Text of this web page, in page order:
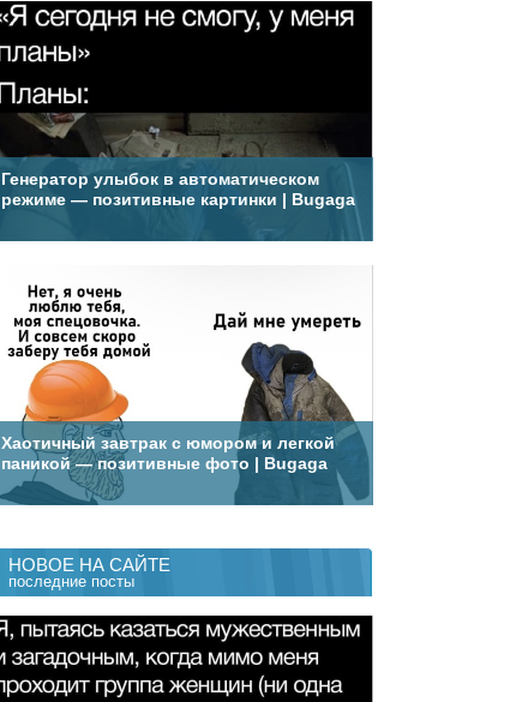
Генератор улыбок в автоматическом
режиме — позитивные картинки | Bugaga
Хаотичный завтрак с юмором и легкой
паникой — позитивные фото | Bugaga
НОВОЕ НА САЙТЕ
последние посты